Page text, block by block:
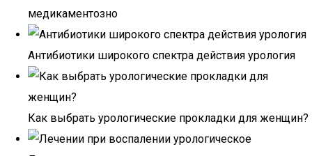
медикаментозно
Антибиотики широкого спектра действия урология
Как выбрать урологические прокладки для женщин?